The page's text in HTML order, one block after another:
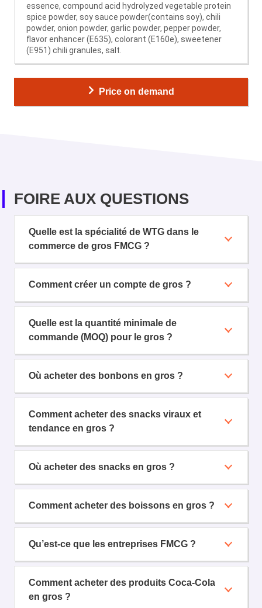
essence, compound acid hydrolyzed vegetable protein
spice powder, soy sauce powder(contains soy), chili
powder, onion powder, garlic powder, pepper powder,
flavor enhancer (E635), colorant (E160e), sweetener
(E951) chili granules, salt.
Price on demand
FOIRE AUX QUESTIONS
Quelle est la spécialité de WTG dans le
commerce de gros FMCG ?
Comment créer un compte de gros ?
Quelle est la quantité minimale de
commande (MOQ) pour le gros ?
Où acheter des bonbons en gros ?
Comment acheter des snacks viraux et
tendance en gros ?
Où acheter des snacks en gros ?
Comment acheter des boissons en gros ?
Qu’est-ce que les entreprises FMCG ?
Comment acheter des produits Coca-Cola
en gros ?